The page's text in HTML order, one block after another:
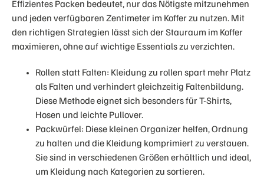
Effizientes Packen bedeutet, nur das Nötigste mitzunehmen
und jeden verfügbaren Zentimeter im Koffer zu nutzen. Mit
den richtigen Strategien lässt sich der Stauraum im Koffer
maximieren, ohne auf wichtige Essentials zu verzichten.
Rollen statt Falten: Kleidung zu rollen spart mehr Platz
als Falten und verhindert gleichzeitig Faltenbildung.
Diese Methode eignet sich besonders für T-Shirts,
Hosen und leichte Pullover.
Packwürfel: Diese kleinen Organizer helfen, Ordnung
zu halten und die Kleidung komprimiert zu verstauen.
Sie sind in verschiedenen Größen erhältlich und ideal,
um Kleidung nach Kategorien zu sortieren.